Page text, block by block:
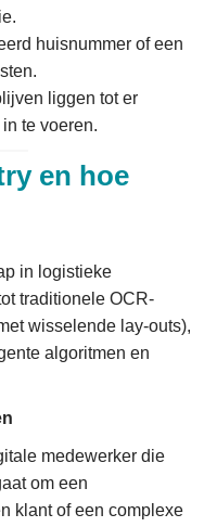
huisnummer of een
liggen tot er
te voeren.
en hoe
in logistieke
traditionele OCR-
wisselende lay-outs),
algoritmen en
medewerker die
om een
klant of een complexe